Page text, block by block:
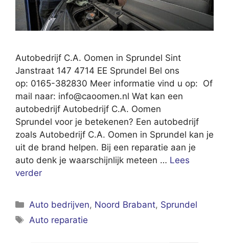
Autobedrijf C.A. Oomen in Sprundel Sint
Janstraat 147 4714 EE Sprundel Bel ons
op: 0165-382830 Meer informatie vind u op: Of
mail naar: info@caoomen.nl Wat kan een
autobedrijf Autobedrijf C.A. Oomen
Sprundel voor je betekenen? Een autobedrijf
zoals Autobedrijf C.A. Oomen in Sprundel kan je
uit de brand helpen. Bij een reparatie aan je
auto denk je waarschijnlijk meteen … Lees
verder
Categorieën
Auto bedrijven, Noord Brabant, Sprundel
Tags
Auto reparatie